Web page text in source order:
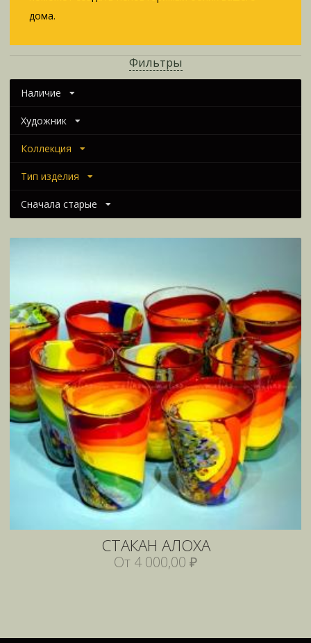
дома.
Фильтры
Наличие
Художник
Коллекция
Тип изделия
Сначала старые
СТАКАН АЛОХА
От 4 000,00 ₽